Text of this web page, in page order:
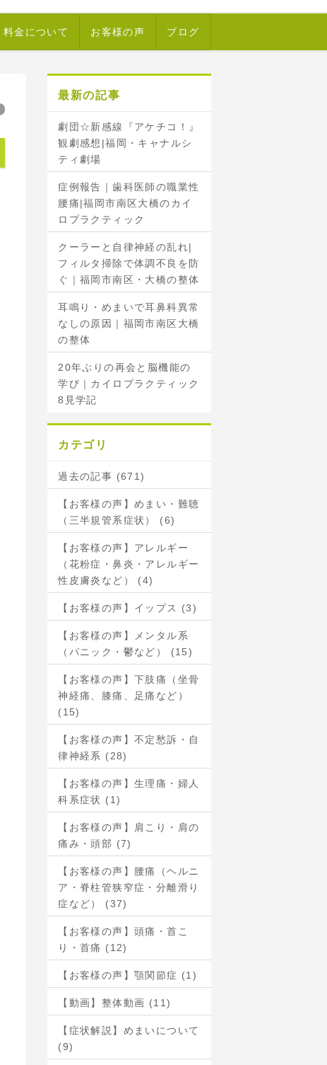
料金について お客様の声 ブログ
最新の記事
劇団☆新感線『アケチコ！』
観劇感想|福岡・キャナルシ
ティ劇場
症例報告｜歯科医師の職業性
腰痛|福岡市南区大橋のカイ
ロプラクティック
クーラーと自律神経の乱れ|
フィルタ掃除で体調不良を防
ぐ｜福岡市南区・大橋の整体
耳鳴り・めまいで耳鼻科異常
なしの原因｜福岡市南区大橋
の整体
20年ぶりの再会と脳機能の
学び｜カイロプラクティック
8見学記
カテゴリ
過去の記事 (671)
【お客様の声】めまい・難聴
（三半規管系症状） (6)
【お客様の声】アレルギー
（花粉症・鼻炎・アレルギー
性皮膚炎など） (4)
【お客様の声】イップス (3)
【お客様の声】メンタル系
（パニック・鬱など） (15)
【お客様の声】下肢痛（坐骨
神経痛、膝痛、足痛など）
(15)
【お客様の声】不定愁訴・自
律神経系 (28)
【お客様の声】生理痛・婦人
科系症状 (1)
【お客様の声】肩こり・肩の
痛み・頭部 (7)
【お客様の声】腰痛（ヘルニ
ア・脊柱管狭窄症・分離滑り
症など） (37)
【お客様の声】頭痛・首こ
り・首痛 (12)
【お客様の声】顎関節症 (1)
【動画】整体動画 (11)
【症状解説】めまいについて
(9)